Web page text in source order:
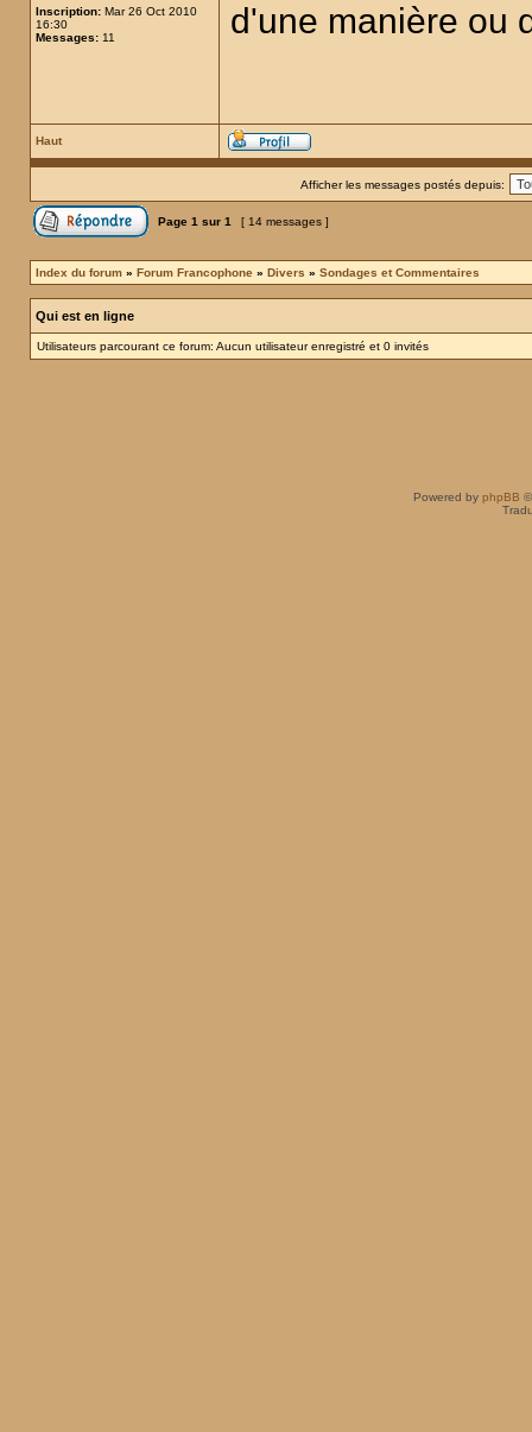
Inscription: Mar 26 Oct 2010
16:30
Messages: 11
d'une manière ou
Haut
Afficher les messages postés depuis:
Page 1 sur 1 [ 14 messages ]
Index du forum » Forum Francophone » Divers » Sondages et Commentaires
Qui est en ligne
Utilisateurs parcourant ce forum: Aucun utilisateur enregistré et 0 invités
Powered by phpBB